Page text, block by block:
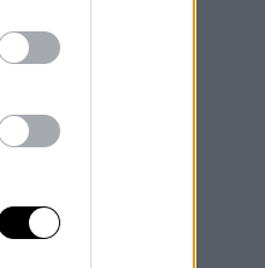
men
väldigt dåligt.